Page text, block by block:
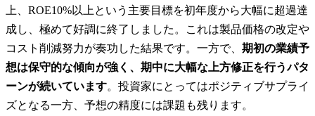
上、ROE10%以上という主要目標を初年度から大幅に超過達
成し、極めて好調に終了しました。これは製品価格の改定や
コスト削減努力が奏功した結果です。一方で、 期初の業績予
想は保守的な傾向が強く、期中に大幅な上方修正を行うパタ
ーンが続いています。投資家にとってはポジティブサプライ
ズとなる一方、予想の精度には課題も残ります。